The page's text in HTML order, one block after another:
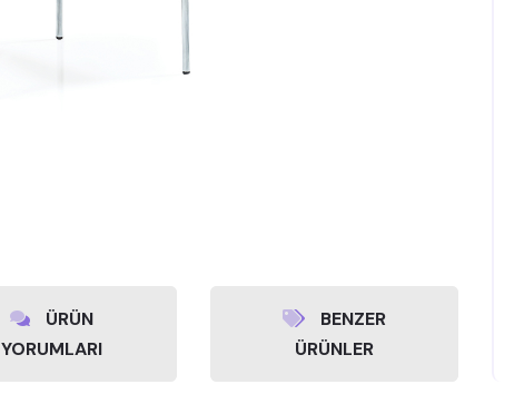
ÜRÜN
YORUMLARI
BENZER
ÜRÜNLER